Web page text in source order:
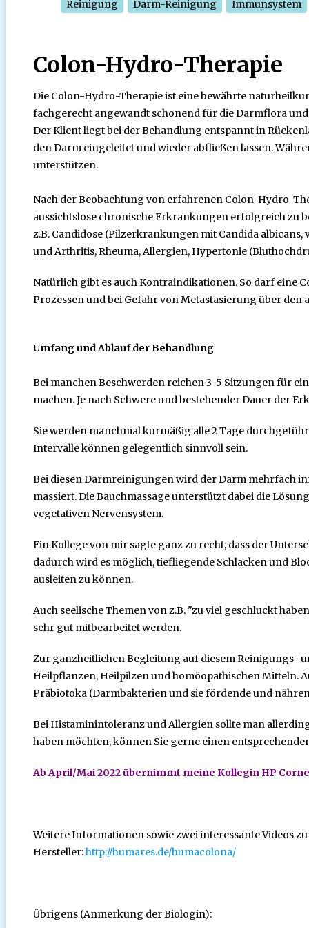
Reinigung Darm-Reinigung Immunsystem
Colon-Hydro-Therapie
Die Colon-Hydro-Therapie ist eine bewährte
fachgerecht angewandt schonend für die Darmflora
Der Klient liegt bei der Behandlung entspannt in
den Darm eingeleitet und wieder abfließen lassen.
unterstützen.
Nach der Beobachtung von erfahrenen Colon-Hydro-
aussichtslose chronische Erkrankungen erfolgreich zu
z.B. Candidose (Pilzerkrankungen mit Candida
und Arthritis, Rheuma, Allergien, Hypertonie
Natürlich gibt es auch Kontraindikationen. So darf eine
Prozessen und bei Gefahr von Metastasierung über den
Umfang und Ablauf der Behandlung
Bei manchen Beschwerden reichen 3-5 Sitzungen für
machen. Je nach Schwere und bestehender Dauer der
Sie werden manchmal kurmäßig alle 2 Tage
Intervalle können gelegentlich sinnvoll sein.
Bei diesen Darmreinigungen wird der Darm mehrfach
massiert. Die Bauchmassage unterstützt dabei die
vegetativen Nervensystem.
Ein Kollege von mir sagte ganz zu recht, dass der
dadurch wird es möglich, tiefliegende Schlacken und
ausleiten zu können.
Auch seelische Themen von z.B. "zu viel geschluckt
sehr gut mitbearbeitet werden.
Zur ganzheitlichen Begleitung auf diesem Reinigungs-
Heilpflanzen, Heilpilzen und homöopathischen
Präbiotoka (Darmbakterien und sie fördende und
Bei Histaminintoleranz und Allergien sollte man
haben möchten, können Sie gerne einen
Ab April/Mai 2022 übernimmt meine Kollegin HP
Weitere Informationen sowie zwei interessante Videos
Hersteller:http://humares.de/humacolona/
Übrigens (Anmerkung der Biologin):